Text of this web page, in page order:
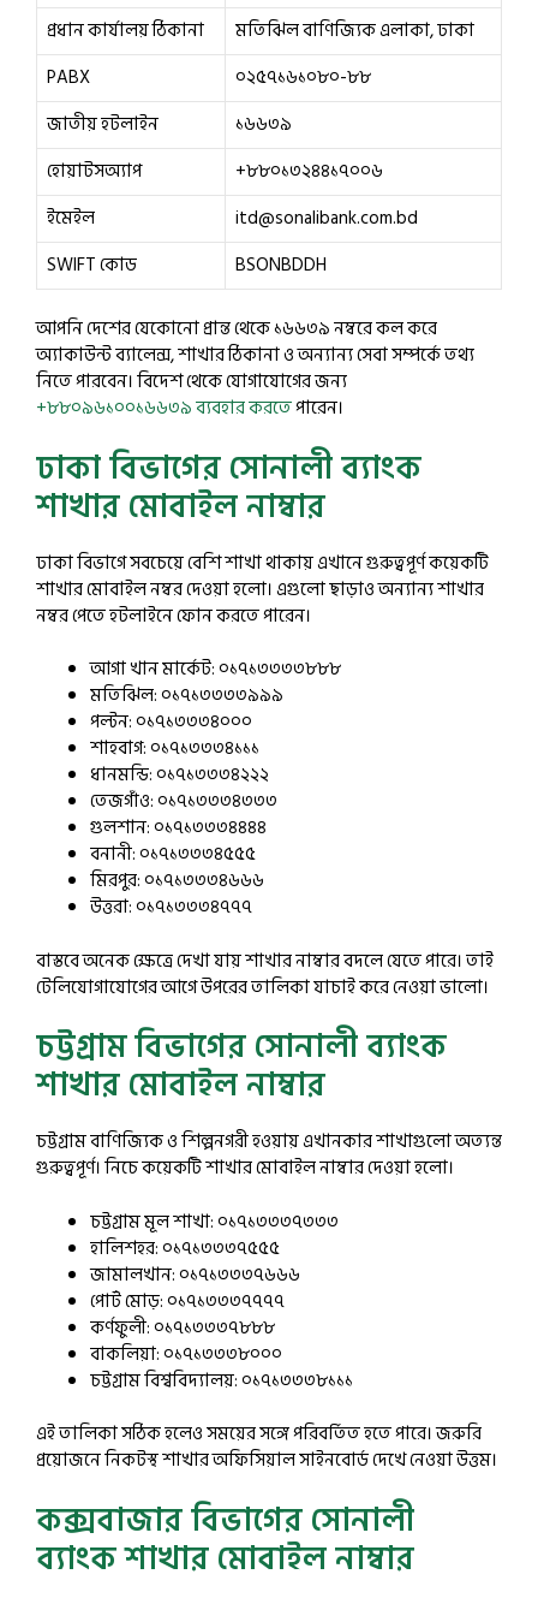
প্রধান কার্যালয় ঠিকানা
মতিঝিল বাণিজ্যিক এলাকা, ঢাকা
PABX
০২৫৭১৬১০৮০-৮৮
জাতীয় হটলাইন
১৬৬৩৯
হোয়াটসঅ্যাপ
+৮৮০১৩২৪৪১৭০০৬
ইমেইল
itd@sonalibank.com.bd
SWIFT কোড
BSONBDDH
আপনি দেশের যেকোনো প্রান্ত থেকে ১৬৬৩৯ নম্বরে কল করে
অ্যাকাউন্ট ব্যালেন্স, শাখার ঠিকানা ও অন্যান্য সেবা সম্পর্কে তথ্য
নিতে পারবেন। বিদেশ থেকে যোগাযোগের জন্য
+৮৮০৯৬১০০১৬৬৩৯ ব্যবহার করতেপারেন।
ঢাকা বিভাগের সোনালী ব্যাংক
শাখার মোবাইল নাম্বার
ঢাকা বিভাগে সবচেয়ে বেশি শাখা থাকায় এখানে গুরুত্বপূর্ণ কয়েকটি
শাখার মোবাইল নম্বর দেওয়া হলো। এগুলো ছাড়াও অন্যান্য শাখার
নম্বর পেতে হটলাইনে ফোন করতে পারেন।
আগা খান মার্কেট: ০১৭১৩৩৩৩৮৮৮
মতিঝিল: ০১৭১৩৩৩৩৯৯৯
পল্টন: ০১৭১৩৩৩৪০০০
শাহবাগ: ০১৭১৩৩৩৪১১১
ধানমন্ডি: ০১৭১৩৩৩৪২২২
তেজগাঁও: ০১৭১৩৩৩৪৩৩৩
গুলশান: ০১৭১৩৩৩৪৪৪৪
বনানী: ০১৭১৩৩৩৪৫৫৫
মিরপুর: ০১৭১৩৩৩৪৬৬৬
উত্তরা: ০১৭১৩৩৩৪৭৭৭
বাস্তবে অনেক ক্ষেত্রে দেখা যায় শাখার নাম্বার বদলে যেতে পারে। তাই
টেলিযোগাযোগের আগে উপরের তালিকা যাচাই করে নেওয়া ভালো।
চট্টগ্রাম বিভাগের সোনালী ব্যাংক
শাখার মোবাইল নাম্বার
চট্টগ্রাম বাণিজ্যিক ও শিল্পনগরী হওয়ায় এখানকার শাখাগুলো অত্যন্ত
গুরুত্বপূর্ণ। নিচে কয়েকটি শাখার মোবাইল নাম্বার দেওয়া হলো।
চট্টগ্রাম মূল শাখা: ০১৭১৩৩৩৭৩৩৩
হালিশহর: ০১৭১৩৩৩৭৫৫৫
জামালখান: ০১৭১৩৩৩৭৬৬৬
পোর্ট মোড়: ০১৭১৩৩৩৭৭৭৭
কর্ণফুলী: ০১৭১৩৩৩৭৮৮৮
বাকলিয়া: ০১৭১৩৩৩৮০০০
চট্টগ্রাম বিশ্ববিদ্যালয়: ০১৭১৩৩৩৮১১১
এই তালিকা সঠিক হলেও সময়ের সঙ্গে পরিবর্তিত হতে পারে। জরুরি
প্রয়োজনে নিকটস্থ শাখার অফিসিয়াল সাইনবোর্ড দেখে নেওয়া উত্তম।
কক্সবাজার বিভাগের সোনালী
ব্যাংক শাখার মোবাইল নাম্বার